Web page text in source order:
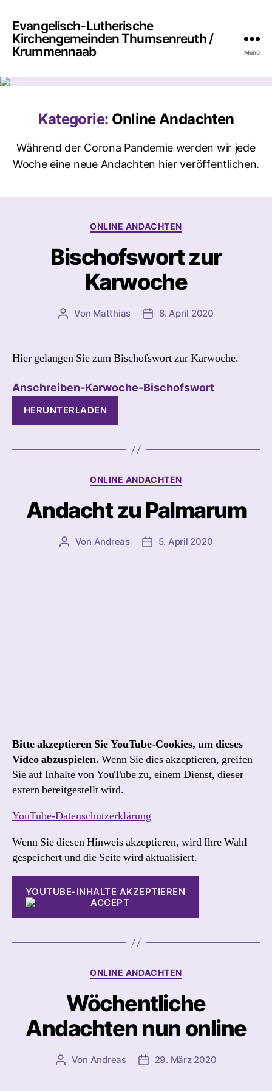
Evangelisch-Lutherische
Kirchengemeinden Thumsenreuth /
Krummennaab
Menü
Kategorie: Online Andachten
Während der Corona Pandemie werden wir jede
Woche eine neue Andachten hier veröffentlichen.
Kategorien
ONLINE ANDACHTEN
Bischofswort zur
Karwoche
Beitragsautor
Von Matthias Beitragsdatum
8. April 2020
Hier gelangen Sie zum Bischofswort zur Karwoche.
Anschreiben-Karwoche-Bischofswort
HERUNTERLADEN
Kategorien
ONLINE ANDACHTEN
Andacht zu Palmarum
Beitragsautor
Von Andreas Beitragsdatum
5. April 2020
Bitte akzeptieren Sie YouTube-Cookies, um dieses
Video abzuspielen. Wenn Sie dies akzeptieren, greifen
Sie auf Inhalte von YouTube zu, einem Dienst, dieser
extern bereitgestellt wird.
YouTube-Datenschutzerklärung
Wenn Sie diesen Hinweis akzeptieren, wird Ihre Wahl
gespeichert und die Seite wird aktualisiert.
YOUTUBE-INHALTE AKZEPTIEREN
Kategorien
ONLINE ANDACHTEN
Wöchentliche
Andachten nun online
Beitragsautor
Von Andreas Beitragsdatum
29. März 2020